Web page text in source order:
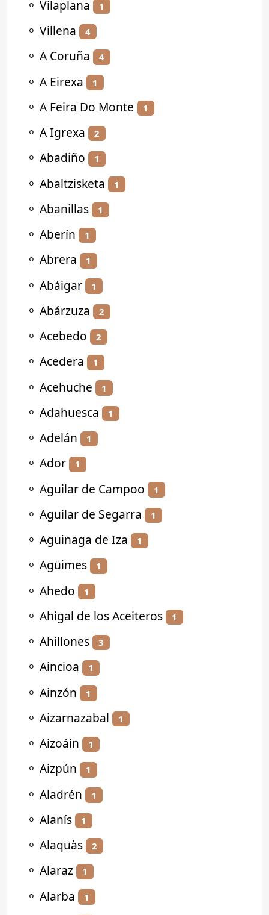
⚬ Vilaplana 1
⚬ Villena 4
⚬ A Coruña 4
⚬ A Eirexa 1
⚬ A Feira Do Monte 1
⚬ A Igrexa 2
⚬ Abadiño 1
⚬ Abaltzisketa 1
⚬ Abanillas 1
⚬ Aberín 1
⚬ Abrera 1
⚬ Abáigar 1
⚬ Abárzuza 2
⚬ Acebedo 2
⚬ Acedera 1
⚬ Acehuche 1
⚬ Adahuesca 1
⚬ Adelán 1
⚬ Ador 1
⚬ Aguilar de Campoo 1
⚬ Aguilar de Segarra 1
⚬ Aguinaga de Iza 1
⚬ Agüimes 1
⚬ Ahedo 1
⚬ Ahigal de los Aceiteros 1
⚬ Ahillones 3
⚬ Aincioa 1
⚬ Ainzón 1
⚬ Aizarnazabal 1
⚬ Aizoáin 1
⚬ Aizpún 1
⚬ Aladrén 1
⚬ Alanís 1
⚬ Alaquàs 2
⚬ Alaraz 1
⚬ Alarba 1